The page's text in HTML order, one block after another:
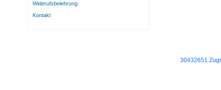
Widerufsbelehrung
Kontakt
30432651